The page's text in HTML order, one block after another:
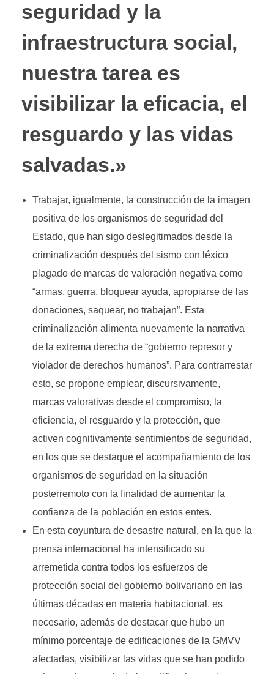
seguridad y la
infraestructura social,
nuestra tarea es
visibilizar la eficacia, el
resguardo y las vidas
salvadas.»
Trabajar, igualmente, la construcción de la imagen
positiva de los organismos de seguridad del
Estado, que han sigo deslegitimados desde la
criminalización después del sismo con léxico
plagado de marcas de valoración negativa como
“armas, guerra, bloquear ayuda, apropiarse de las
donaciones, saquear, no trabajan”. Esta
criminalización alimenta nuevamente la narrativa
de la extrema derecha de “gobierno represor y
violador de derechos humanos”. Para contrarrestar
esto, se propone emplear, discursivamente,
marcas valorativas desde el compromiso, la
eficiencia, el resguardo y la protección, que
activen cognitivamente sentimientos de seguridad,
en los que se destaque el acompañamiento de los
organismos de seguridad en la situación
posterremoto con la finalidad de aumentar la
confianza de la población en estos entes.
En esta coyuntura de desastre natural, en la que la
prensa internacional ha intensificado su
arremetida contra todos los esfuerzos de
protección social del gobierno bolivariano en las
últimas décadas en materia habitacional, es
necesario, además de destacar que hubo un
mínimo porcentaje de edificaciones de la GMVV
afectadas, visibilizar las vidas que se han podido